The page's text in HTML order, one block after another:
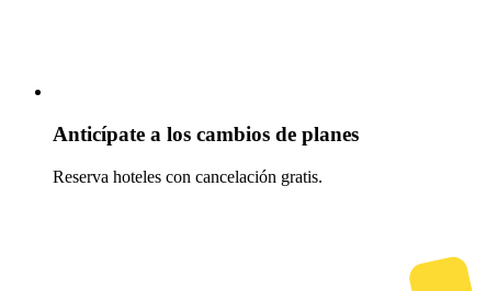
Anticípate a los cambios de planes
Reserva hoteles con cancelación gratis.